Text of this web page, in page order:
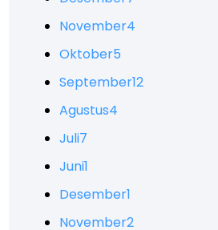
November4
Oktober5
September12
Agustus4
Juli7
Juni1
Desember1
November2